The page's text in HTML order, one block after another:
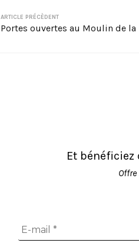
ARTICLE PRÉCÈDENT
Portes ouvertes au Moulin de la
Et